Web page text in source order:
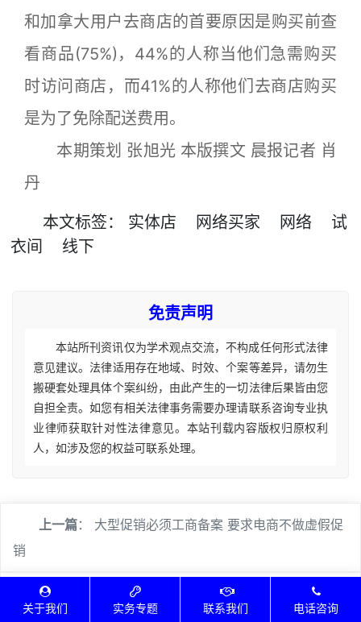
和加拿大用户去商店的首要原因是购买前查
看商品(75%)，44%的人称当他们急需购买
时访问商店，而41%的人称他们去商店购买
是为了免除配送费用。
本期策划 张旭光 本版撰文 晨报记者 肖
丹
本文标签： 实体店 网络买家 网络
试
衣间
线下
免责声明
本站所刊资讯仅为学术观点交流，不构成任何形式法律
意见建议。法律适用存在地域、时效、个案等差异，请勿生
搬硬套处理具体个案纠纷，由此产生的一切法律后果皆由您
自担全责。如您有相关法律事务需要办理请联系咨询专业执
业律师获取针对性法律意见。本站刊载内容版权归原权利
人，如涉及您的权益可联系处理。
上一篇： 大型促销必须工商备案 要求电商不做虚假促
销
下一篇
音乐结合硬件图谋终端 腾讯电商发力数字业
关于我们 实务专题 联系我们 电话咨询